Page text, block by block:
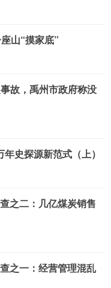
山“摸家底”
故，禹州市政府称没
史探源新范式（上）
之二：几亿煤炭销售
之一：经营管理混乱